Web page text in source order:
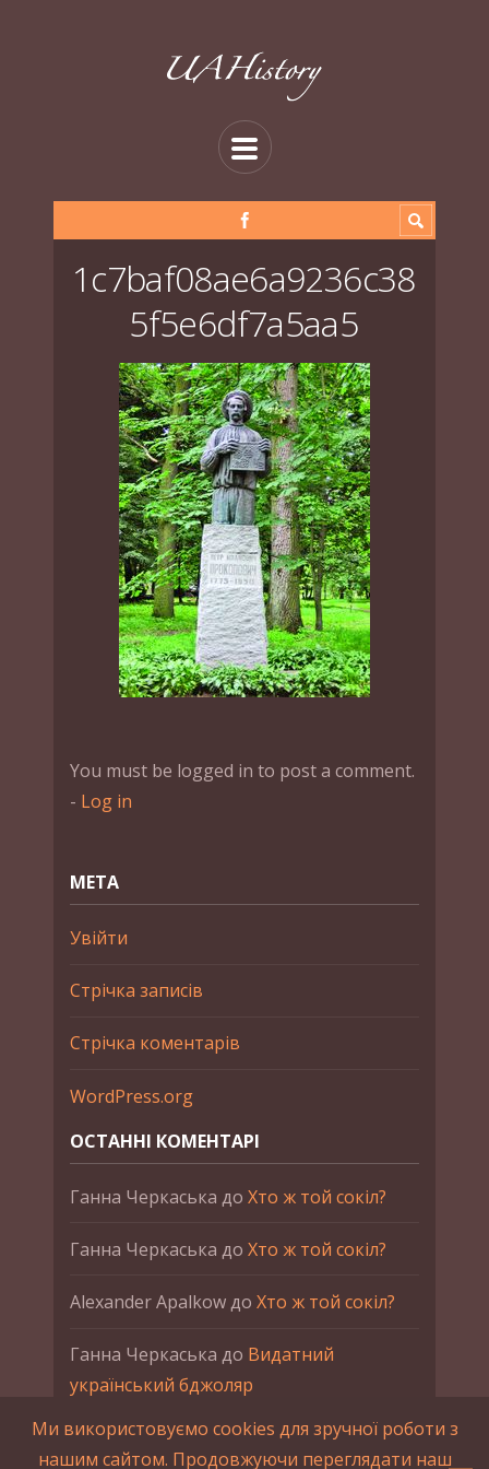
1c7baf08ae6a9236c38
5f5e6df7a5aa5
You must be logged in to post a comment.
- Log in
МЕТА
Увійти
Стрічка записів
Стрічка коментарів
WordPress.org
ОСТАННІ КОМЕНТАРІ
Ганна Черкаська до Хто ж той сокіл?
Ганна Черкаська до Хто ж той сокіл?
Alexander Apalkowдо Хто ж той сокіл?
Ганна Черкаська до Видатний
український бджоляр
Ганна ЧеркаськадоПетро Франко
Ми використовуємо cookies для зручної роботи з
нашим сайтом. Продовжуючи переглядати наш